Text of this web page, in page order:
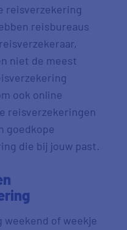
reisverzekering
reisbureaus
niet de meest
ook online
reisverzekeringen
goedkope
die bij jouw past.
weekend of weekje